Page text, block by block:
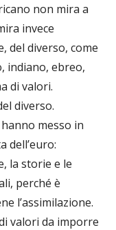
non mira a
invece
del diverso, come
indiano, ebreo,
di valori.
diverso.
messo in
dell’euro:
la storie e le
perché è
l’assimilazione.
valori da imporre